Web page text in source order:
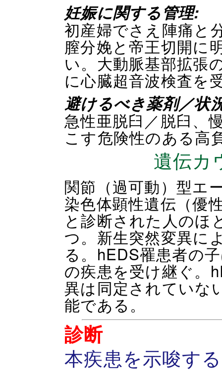
妊娠に関する管理:
初産婦でさえ陣痛と
膣分娩と帝王切開に
い。大動脈基部拡張
に心臓超音波検査を
避けるべき薬剤／状
急性亜脱臼／脱臼、
こす危険性のある高
遺伝カ
関節（過可動）型エ
染色体顕性遺伝（優
と診断された人のほ
つ。新生突然変異に
る。hEDS罹患者の
の疾患を受け継ぐ。
異は同定されていな
能である。
診断
本疾患を示唆す